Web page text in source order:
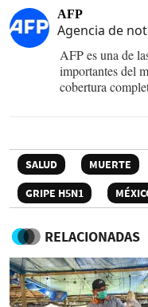
AFP
Agencia de
AFP es una de
importantes del
cobertura
SALUD MUERTE
GRIPE H5N1
RELACIONADAS